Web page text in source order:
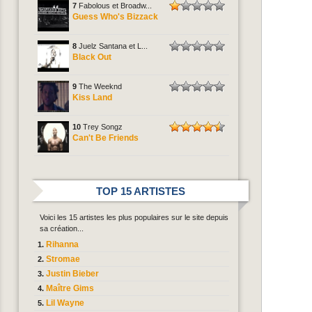
7 Fabolous et Broadw...
Guess Who's Bizzack
8 Juelz Santana et L...
Black Out
9 The Weeknd
Kiss Land
10 Trey Songz
Can't Be Friends
TOP 15 ARTISTES
Voici les 15 artistes les plus populaires sur le site depuis
sa création...
Rihanna
Stromae
Justin Bieber
Maître Gims
Lil Wayne